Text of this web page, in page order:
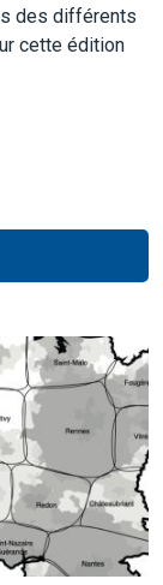
des différents
cette édition